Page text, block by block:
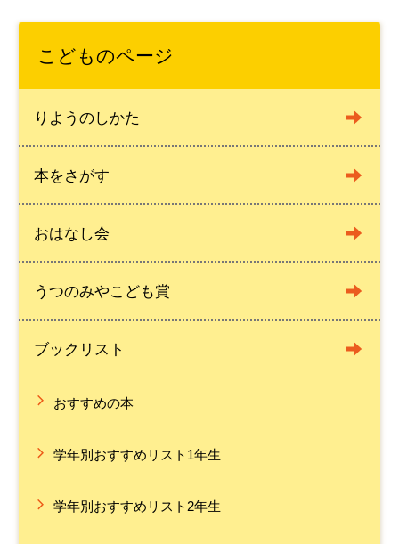
こどものページ
りようのしかた
本をさがす
おはなし会
うつのみやこども賞
ブックリスト
おすすめの本
学年別おすすめリスト1年生
学年別おすすめリスト2年生